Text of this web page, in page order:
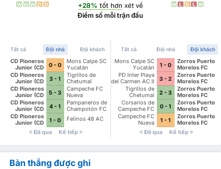
W W W D D
+28% tốt hơn xét về
Điểm số mỗi trận đấu
W L D L W
Tất cả Đội nhà Đội khách
CD Pioneros
Junior (CD
Pioneros de
Cancún II)
0 - 0
Mons Calpe SC
Yucatán
CD Pioneros
Junior (CD
Pioneros de
Cancún II)
3 - 1
Tigrillos de
Chetumal
CD Pioneros
Junior (CD
Pioneros de
Cancún II)
5 - 3
Campeche FC
Nueva
Generación
CD Pioneros
Junior (CD
Pioneros de
Cancún II)
4 - 1
Pampaneros de
Champotón FC
CD Pioneros
Junior (CD
Pioneros de
Cancún II)
1 - 0
Felinos 48 AC
Đã qua
Kế tiếp
Tất cả Đội nhà Đội khách
Mons Calpe SC
Yucatán
1 - 0
Zorros Puerto
Morelos FC
PD Inter Playa
del Carmen AC II
3 - 2
Zorros Puerto
Morelos FC
Tigrillos de
Chetumal
2 - 3
Zorros Puerto
Morelos FC
Corsarios de
Campeche FC
0 - 1
Zorros Puerto
Morelos FC
Campeche FC
Nueva
Generación
1 - 1
Zorros Puerto
Morelos FC
Đã qua
Kế tiếp
Bàn thắng được ghi